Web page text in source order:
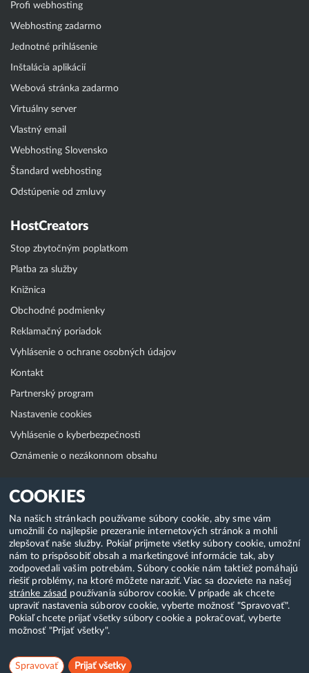
COOKIES
Na našich stránkach používame súbory cookie, aby sme vám
umožnili čo najlepšie prezeranie internetových stránok a mohli
zlepšovať naše služby. Pokiaľ prijmete všetky súbory cookie, umožní
nám to prispôsobiť obsah a marketingové informácie tak, aby
zodpovedali vašim potrebám. Súbory cookie nám taktiež pomáhajú
riešiť problémy, na ktoré môžete naraziť. Viac sa dozviete na našej
stránke zásad používania súborov cookie. V prípade ak chcete
upraviť nastavenia súborov cookie, vyberte možnosť "Spravovať".
Pokiaľ chcete prijať všetky súbory cookie a pokračovať, vyberte
možnosť "Prijať všetky".
Spravovať Prijať všetky
Profi webhosting
Webhosting zadarmo
Jednotné prihlásenie
Inštalácia aplikácií
Webová stránka zadarmo
Virtuálny server
Vlastný email
Webhosting Slovensko
Štandard webhosting
Odstúpenie od zmluvy
HostCreators
Stop zbytočným poplatkom
Platba za služby
Knižnica
Obchodné podmienky
Reklamačný poriadok
Vyhlásenie o ochrane osobných údajov
Kontakt
Partnerský program
Nastavenie cookies
Vyhlásenie o kyberbezpečnosti
Oznámenie o nezákonnom obsahu
Klientská zóna
WebAdmin
WebMail
Zmena hesla (E-mail, FTP, SSH)
Webhosting
Domény
Copyright & 2018-2026 HostCreators. Všetky práva vyhradené